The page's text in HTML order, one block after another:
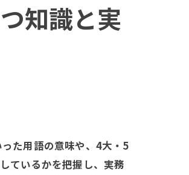
知識と実
た用語の意味や、4大・5
ているかを把握し、実務